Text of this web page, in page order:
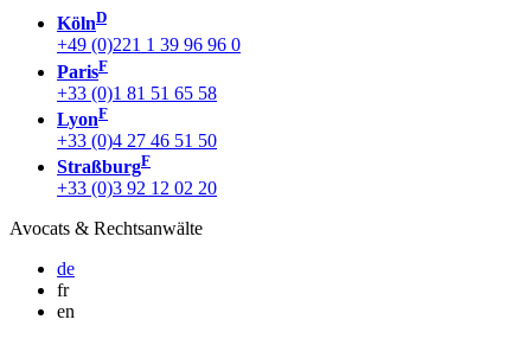
KölnD
+49 (0)221 1 39 96 96 0
ParisF
+33 (0)1 81 51 65 58
LyonF
+33 (0)4 27 46 51 50
StraßburgF
+33 (0)3 92 12 02 20
Avocats & Rechtsanwälte
de
fr
en